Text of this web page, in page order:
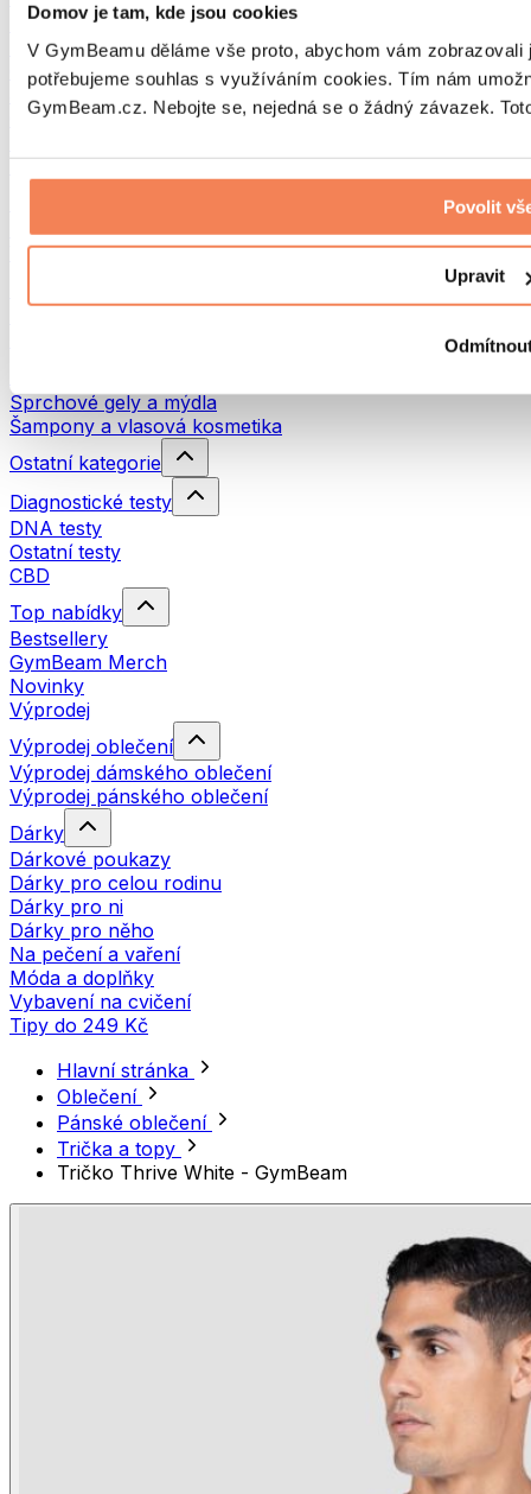
Domov je tam, kde jsou cookies
V GymBeamu děláme vše proto, abychom vám
potřebujeme souhlas s využíváním cookies. Tím nám
GymBeam.cz. Nebojte se, nejedná se o žádný závazek.
Povolit
Upravit
Běh
Bojové sporty
Cyklistika
Jóga a pilates
Otužování
Turistika
Red Light Therapy
Vodní filtry a konvice
Sprchové gely a mýdla
Šampony a vlasová kosmetika
Ostatní kategorie
Diagnostické testy
DNA testy
Ostatní testy
CBD
Top nabídky
Bestsellery
GymBeam Merch
Novinky
Výprodej
Výprodej oblečení
Výprodej dámského oblečení
Výprodej pánského oblečení
Dárky
Dárkové poukazy
Dárky pro celou rodinu
Dárky pro ni
Dárky pro něho
Na pečení a vaření
Móda a doplňky
Vybavení na cvičení
Tipy do 249 Kč
Hlavní stránka
Oblečení
Pánské oblečení
Trička a topy
Tričko Thrive White - GymBeam